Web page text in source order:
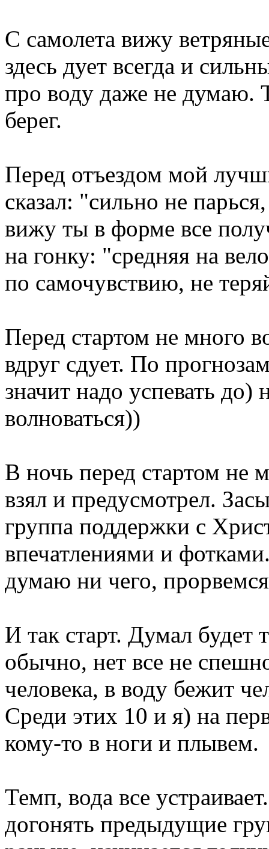
С самолета вижу
здесь дует всегда и
про воду даже не думаю.
берег.
Перед отъездом мой
сказал: "сильно не
вижу ты в форме все
на гонку: "средняя на
по самочувствию, не
Перед стартом не много
вдруг сдует. По
значит надо успевать
волноваться))
В ночь перед стартом не
взял и предусмотрел.
группа поддержки с
впечатлениями и
думаю ни чего,
И так старт. Думал будет
обычно, нет все не
человека, в воду бежит
Среди этих 10 и я) на
кому-то в ноги и плывем.
Темп, вода все
догонять предыдущие